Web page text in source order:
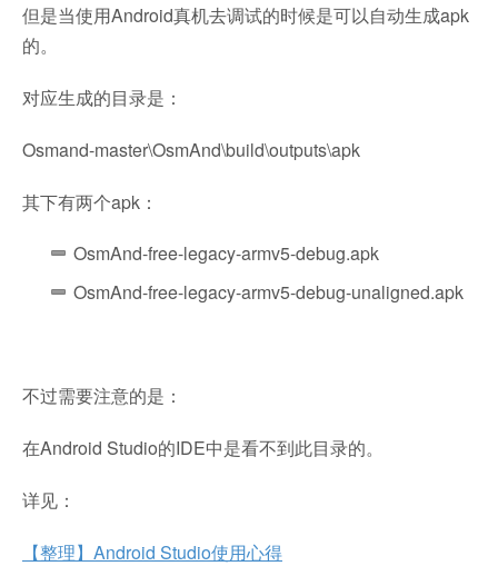
但是当使用Android真机去调试的时候是可以自动生成apk
的。
对应生成的目录是：
Osmand-master\OsmAnd\build\outputs\apk
其下有两个apk：
OsmAnd-free-legacy-armv5-debug.apk
OsmAnd-free-legacy-armv5-debug-unaligned.apk
不过需要注意的是：
在Android Studio的IDE中是看不到此目录的。
详见：
【整理】Android Studio使用心得